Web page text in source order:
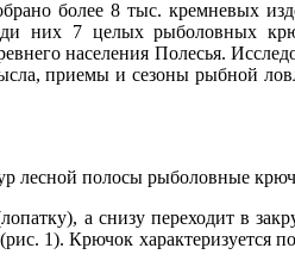
более 8 тыс. кремневых
них 7 целых рыболовных
населения Полесья.
приемы и сезоны рыбной
лесной полосы рыболовные
а снизу переходит в
1). Крючок характеризуется